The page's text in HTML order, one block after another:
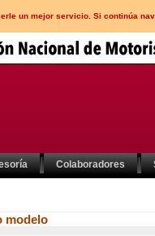
un mejor servicio. Si continúa
Colaboradores
modelo